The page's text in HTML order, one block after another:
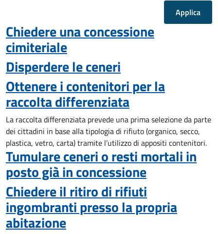
Chiedere una concessione
cimiteriale
Disperdere le ceneri
Ottenere i contenitori per la
raccolta differenziata
La raccolta differenziata prevede una prima selezione da parte
dei cittadini in base alla tipologia di rifiuto (organico, secco,
plastica, vetro, carta) tramite l’utilizzo di appositi contenitori.
Tumulare ceneri o resti mortali in
posto già in concessione
Chiedere il ritiro di rifiuti
ingombranti presso la propria
abitazione